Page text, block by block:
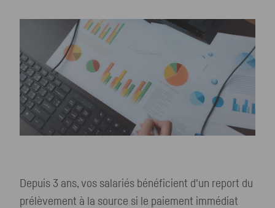
Depuis 3 ans, vos salariés bénéficient d'un report du
prélèvement à la source si le paiement immédiat